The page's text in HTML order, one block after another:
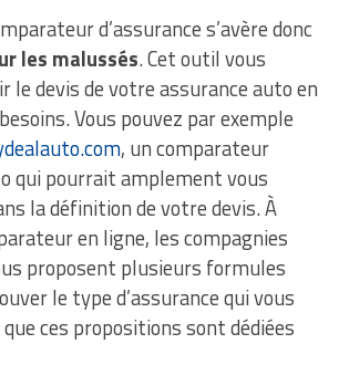
d’assurance s’avère donc
les malussés. Cet outil vous
le devis de votre assurance auto en
Vous pouvez par exemple
, un comparateur
qui pourrait amplement vous
la définition de votre devis. À
en ligne, les compagnies
proposent plusieurs formules
le type d’assurance qui vous
ces propositions sont dédiées